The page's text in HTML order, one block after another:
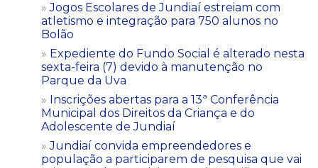
Jogos Escolares de Jundiaí estreiam com
atletismo e integração para 750 alunos no
Bolão
Expediente do Fundo Social é alterado nesta
sexta-feira (7) devido à manutenção no
Parque da Uva
Inscrições abertas para a 13ª Conferência
Municipal dos Direitos da Criança e do
Adolescente de Jundiaí
Jundiaí convida empreendedores e
população a participarem de pesquisa que vai